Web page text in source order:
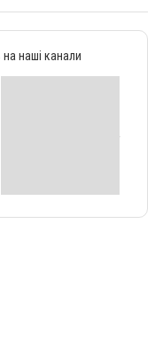
наші канали